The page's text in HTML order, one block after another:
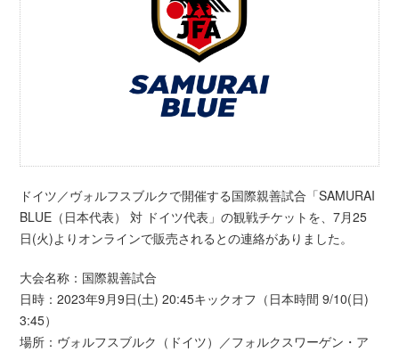
ドイツ／ヴォルフスブルクで開催する国際親善試合「SAMURAI
BLUE（日本代表） 対 ドイツ代表」の観戦チケットを、7月25
日(火)よりオンラインで販売されるとの連絡がありました。
大会名称：国際親善試合
日時：2023年9月9日(土) 20:45キックオフ（日本時間 9/10(日)
3:45）
場所：ヴォルフスブルク（ドイツ）／フォルクスワーゲン・ア